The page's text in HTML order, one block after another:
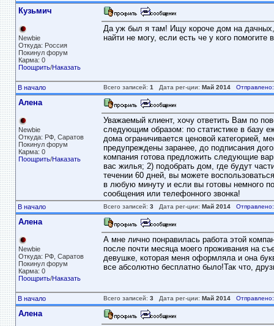
Кузьмич
Newbie
Откуда: Россия
Покинул форум
Карма: 0
Поощрить/Наказать
Да уж был я там! Ищу короче дом на дачных,
найти не могу, если есть че у кого помогите
В начало Всего записей: 1 Дата рег-ции: Май 2014 Отправлено:
Алена
Newbie
Откуда: РФ, Саратов
Покинул форум
Карма: 0
Поощрить/Наказать
Уважаемый клиент, хочу ответить Вам по
следующим образом: по статистике в базу
дома ограничивается ценовой категорией,
предупреждены заранее, до подписания
компания готова предложить следующие
вас жилья; 2) подобрать дом, где будут
течении 60 дней, вы можете
в любую минуту и если вы готовы немного
сообщения или телефонного звонка!
В начало Всего записей: 3Дата рег-ции: Май 2014 Отправлено:
Алена
Newbie
Откуда: РФ, Саратов
Покинул форум
Карма: 0
Поощрить/Наказать
А мне лично понравилась работа этой
после почти месяца моего проживания на
девушке, которая меня оформляла и она
все абсолютно бесплатно было!Так что,
В начало Всего записей: 3Дата рег-ции: Май 2014 Отправлено:
Алена